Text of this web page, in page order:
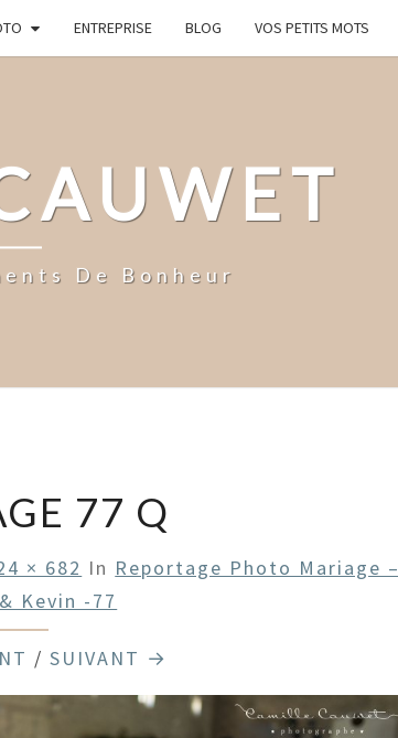
ENTREPRISE BLOG VOS PETITS MOTS
De Bonheur
77 Q
× 682 In Reportage Photo Mariage –
Kevin -77
/ SUIVANT →